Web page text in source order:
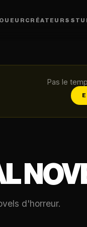
CRÉATEURS
Pas le
d'horreur.